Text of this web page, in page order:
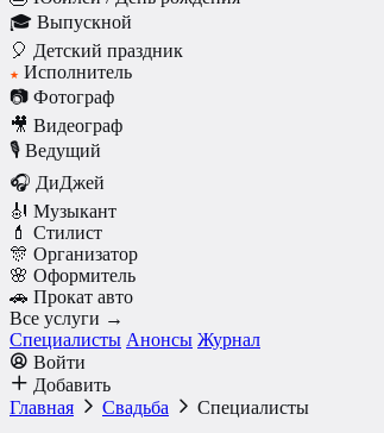
🎓 Выпускной
🎈 Детский праздник
★ Исполнитель
📷 Фотограф
🎥 Видеограф
🎙️ Ведущий
🎧 ДиДжей
🎻 Музыкант
💄 Стилист
🎊 Организатор
🌸 Оформитель
🚗 Прокат авто
Все услуги →
Специалисты Анонсы Журнал
Войти
Добавить
Главная
Свадьба Специалисты